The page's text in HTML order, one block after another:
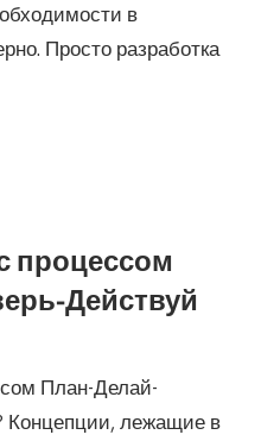
в
Просто разработка
процессом
Действуй
План-Делай-
Концепции, лежащие в